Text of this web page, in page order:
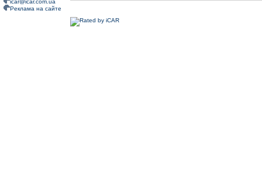
icar@icar.com.ua
Реклама на сайте